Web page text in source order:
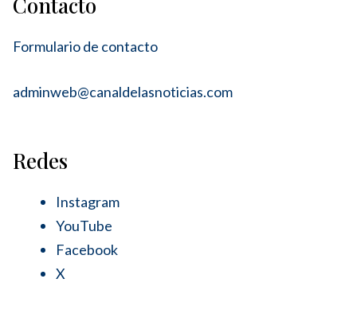
Formulario de contacto
adminweb@canaldelasnoticias.com
Redes
Instagram
YouTube
Facebook
X